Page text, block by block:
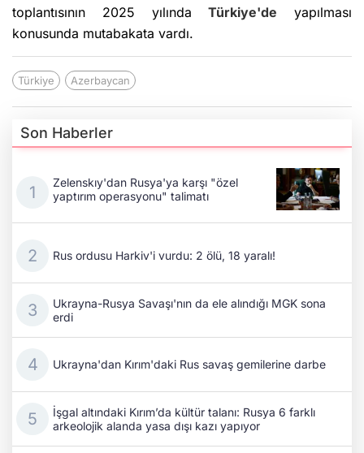
toplantısının 2025 yılındaTürkiye'de yapılması
konusunda mutabakata vardı.
Türkiye Azerbaycan
Son Haberler
Zelenskıy'dan Rusya'ya karşı "özel
yaptırım operasyonu" talimatı
Rus ordusu Harkiv'i vurdu: 2 ölü, 18 yaralı!
Ukrayna-Rusya Savaşı'nın da ele alındığı MGK sona
erdi
Ukrayna'dan Kırım'daki Rus savaş gemilerine darbe
İşgal altındaki Kırım’da kültür talanı: Rusya 6 farklı
arkeolojik alanda yasa dışı kazı yapıyor